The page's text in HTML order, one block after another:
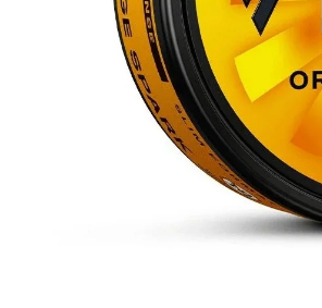
VENIX PRO CAPPUCINO-X
79 Kč
Původně:169 Kč